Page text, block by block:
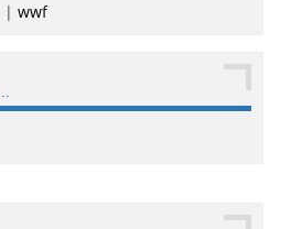
| wwf